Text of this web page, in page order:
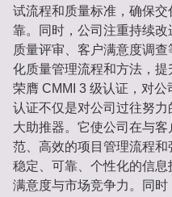
试流程和质量标准，确保
靠。同时，公司注重持续
质量评审、客户满意度调
化质量管理流程和方法，提
荣膺 CMMI 3 级认证，对
认证不仅是对公司过往努
大助推器。它使公司在与
范、高效的项目管理流程
稳定、可靠、个性化的信
满意度与市场竞争力。同